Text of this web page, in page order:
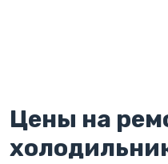
Цены на